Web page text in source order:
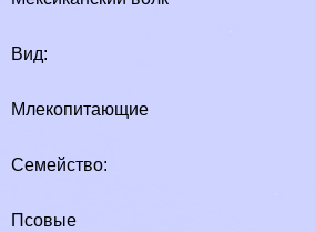
Вид:
Млекопитающие
Семейство:
Псовые